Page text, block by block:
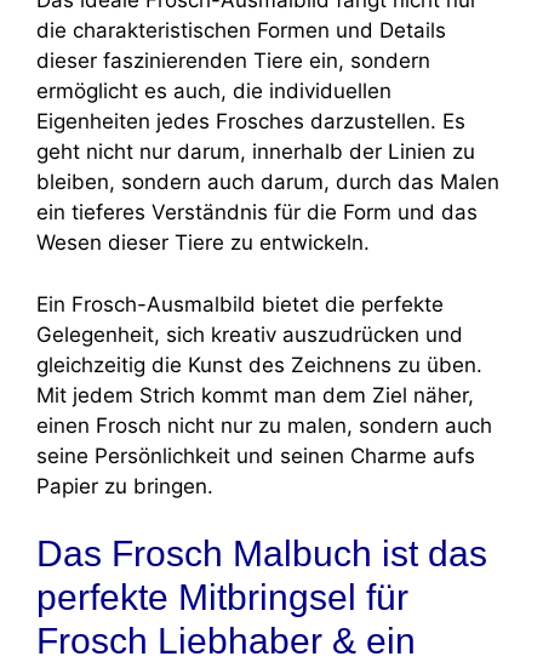
die charakteristischen Formen und Details
dieser faszinierenden Tiere ein, sondern
ermöglicht es auch, die individuellen
Eigenheiten jedes Frosches darzustellen. Es
geht nicht nur darum, innerhalb der Linien zu
bleiben, sondern auch darum, durch das Malen
ein tieferes Verständnis für die Form und das
Wesen dieser Tiere zu entwickeln.
Ein Frosch-Ausmalbild bietet die perfekte
Gelegenheit, sich kreativ auszudrücken und
gleichzeitig die Kunst des Zeichnens zu üben.
Mit jedem Strich kommt man dem Ziel näher,
einen Frosch nicht nur zu malen, sondern auch
seine Persönlichkeit und seinen Charme aufs
Papier zu bringen.
Das Frosch Malbuch ist das
perfekte Mitbringsel für
Frosch Liebhaber & ein